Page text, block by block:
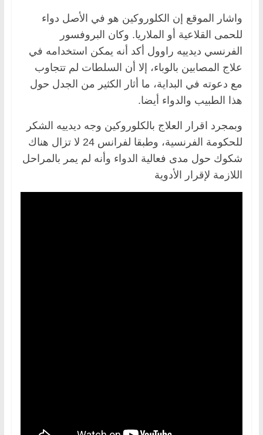
واشار الموقع إن الكلوروكين هو في الأصل دواء
للحمى القلاعية أو الملاريا. وكان البروفسور
الفرنسي ديدييه راوول أكد أنه يمكن استخدامه في
علاج المصابين بالوباء، إلا أن السلطات لم تتجاوب
مع دعوته في البداية، ما أثار الكثير من الجدل حول
هذا الطبيب والدواء أيضا.
وبمجرد اقرار العلاج بالكلوروكين وجه ديدييه الشكر
للحكومة الفرنسية، وطبقا لفرانس 24 لا تزال هناك
شكوك حول مدى فعالية الدواء وأنه لم يمر بالمراحل
اللازمة لإقرار الأدوية